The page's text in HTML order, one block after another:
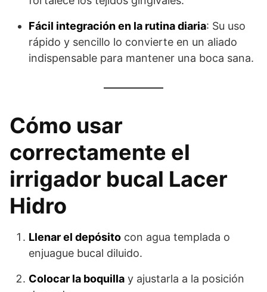
Fácil integración en la rutina diaria: Su uso
rápido y sencillo lo convierte en un aliado
indispensable para mantener una boca sana.
Cómo usar
correctamente el
irrigador bucal Lacer
Hidro
Llenar el depósito con agua templada o
enjuague bucal diluido.
Colocar la boquilla y ajustarla a la posición